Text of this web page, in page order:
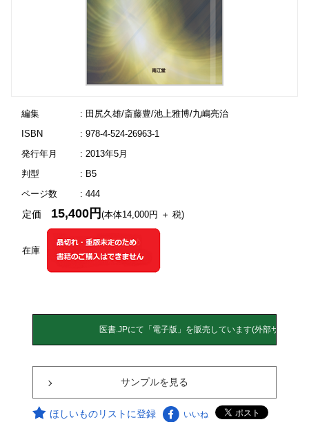
編集
: 田尻久雄/斎藤豊/池上雅博/九嶋亮治
ISBN
: 978-4-524-26963-1
発行年月
: 2013年5月
判型
: B5
ページ数
: 444
在庫
定価 15,400円(本体14,000円 ＋ 税)
サンプルを見る
ほしいものリストに登録 いいね